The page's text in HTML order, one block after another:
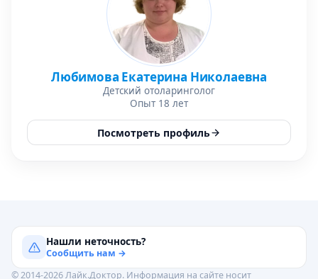
Любимова Екатерина Николаевна
Детский отоларинголог
Опыт 18 лет
Посмотреть профиль
Нашли неточность?
Сообщить нам →
© 2014-2026 Лайк.Доктор. Информация на сайте носит